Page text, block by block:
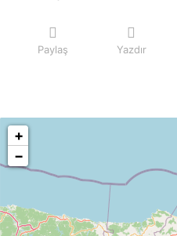
Paylaş Yazdır
+
−